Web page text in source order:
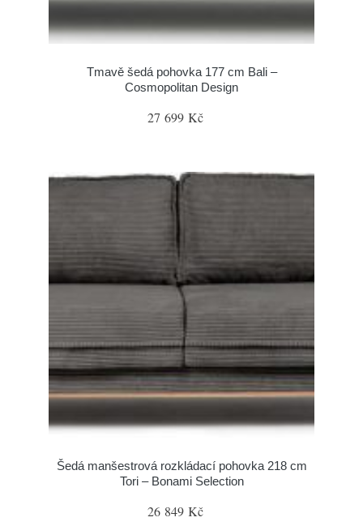
Tmavě šedá pohovka 177 cm Bali –
Cosmopolitan Design
27 699 Kč
Šedá manšestrová rozkládací pohovka 218 cm
Tori – Bonami Selection
26 849 Kč